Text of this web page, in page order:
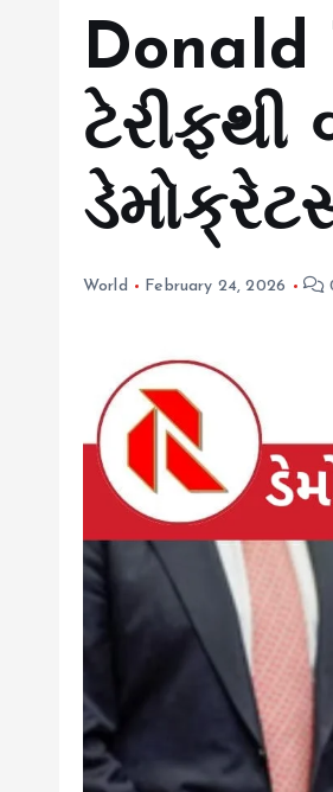
Donald
World February 24, 2026